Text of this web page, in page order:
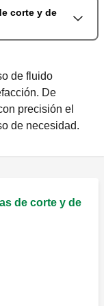
corte y de
de fluido
De
precisión el
de necesidad.
de corte y de